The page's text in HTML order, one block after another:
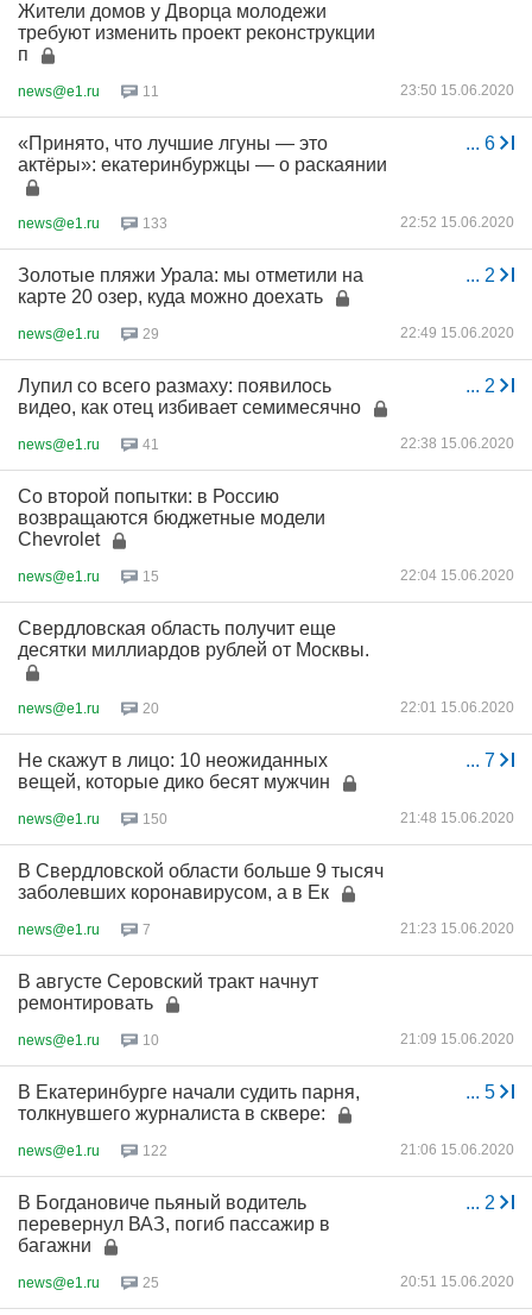
Жители домов у Дворца молодежи
требуют изменить проект реконструкции
п
news@e1.ru 11 23:50 15.06.2020
... 6
«Принято, что лучшие лгуны — это
актёры»: екатеринбуржцы — о раскаянии
news@e1.ru 133 22:52 15.06.2020
... 2
Золотые пляжи Урала: мы отметили на
карте 20 озер, куда можно доехать
news@e1.ru 29 22:49 15.06.2020
... 2
Лупил со всего размаху: появилось
видео, как отец избивает семимесячно
news@e1.ru 41 22:38 15.06.2020
Со второй попытки: в Россию
возвращаются бюджетные модели
Chevrolet
news@e1.ru 15 22:04 15.06.2020
Свердловская область получит еще
десятки миллиардов рублей от Москвы.
news@e1.ru 20 22:01 15.06.2020
... 7
Не скажут в лицо: 10 неожиданных
вещей, которые дико бесят мужчин
news@e1.ru 150 21:48 15.06.2020
В Свердловской области больше 9 тысяч
заболевших коронавирусом, а в Ек
news@e1.ru 7 21:23 15.06.2020
В августе Серовский тракт начнут
ремонтировать
news@e1.ru 10 21:09 15.06.2020
... 5
В Екатеринбурге начали судить парня,
толкнувшего журналиста в сквере:
news@e1.ru 122 21:06 15.06.2020
... 2
В Богдановиче пьяный водитель
перевернул ВАЗ, погиб пассажир в
багажни
news@e1.ru 25 20:51 15.06.2020